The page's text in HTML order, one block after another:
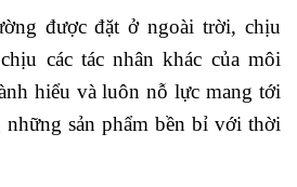
được đặt ở ngoài trời, chịu
các tác nhân khác của môi
hiểu và luôn nỗ lực mang tới
những sản phẩm bền bỉ với thời